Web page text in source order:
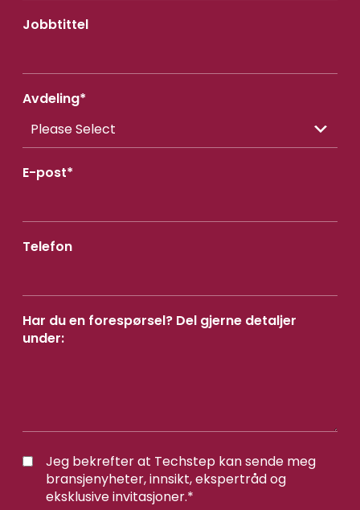
Jobbtittel
Avdeling*
E-post*
Telefon
Har du en forespørsel? Del gjerne detaljer
under:
Jeg bekrefter at Techstep kan sende meg
bransjenyheter, innsikt, ekspertråd og
eksklusive invitasjoner.*